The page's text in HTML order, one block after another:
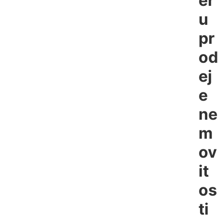
u
pr
od
ej
e
ne
m
ov
it
os
ti